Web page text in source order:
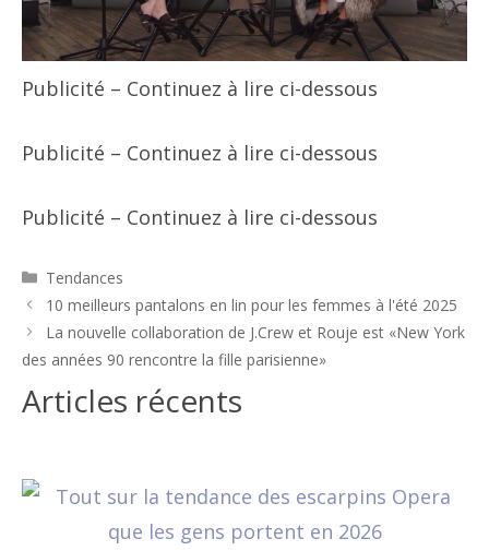
Publicité – Continuez à lire ci-dessous
Publicité – Continuez à lire ci-dessous
Publicité – Continuez à lire ci-dessous
Catégories
Tendances
Navigation
des
10 meilleurs pantalons en lin pour les femmes à l'été 2025
La nouvelle collaboration de J.Crew et Rouje est «New York
des années 90 rencontre la fille parisienne»
Articles récents